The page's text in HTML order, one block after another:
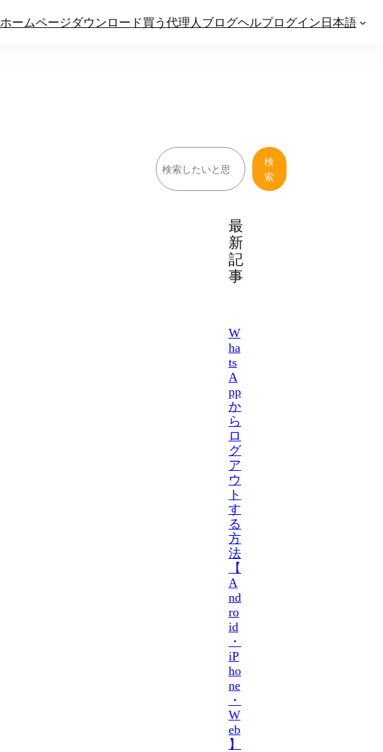
ホームページダウンロード買う 代理人 ブログヘルプログイン日本語
検
索
検
索
最
新
記
事
W
ha
ts
A
pp
か
ら
ロ
グ
ア
ウ
ト
す
る
方
法
【
A
nd
ro
id
・
iP
ho
ne
・
W
eb
】